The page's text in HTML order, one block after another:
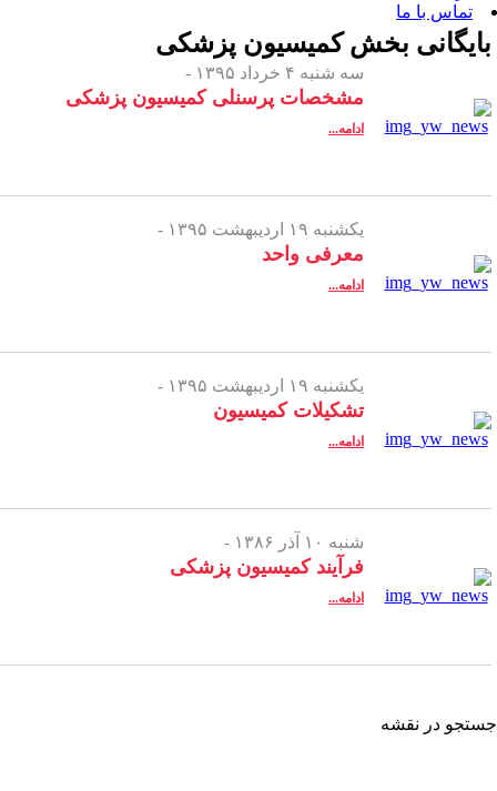
بخشکمیسیون پزشکی
مشخصات پرسنلی کمیسیون پزشکی
ادامه...
معرفی واحد
ادامه...
تشکیلات کمیسیون
ادامه...
فرآیند کمیسیون پزشکی
ادامه...